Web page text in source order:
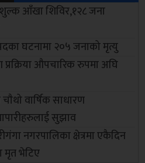
आँखा शिविर,१२८ जना
घटनामा २०५ जनाको मृत्यु
प्रक्रिया औपचारिक रुपमा अघि
वार्षिक साधारण
सुझाव
नगरपालिका क्षेत्रमा एकैदिन
मृत भेटिए